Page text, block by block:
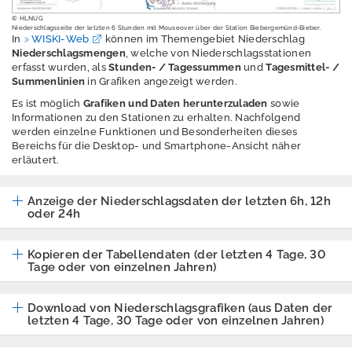
M
e
s
s
w
e
rt
e
P
b
k
a
o
n
n
© HLNUG
Niederschlagsseite der letzten 6 Stunden mit Mouseover über der Station Biebergemünd-Bieber.
In WISKI-Web
können im Themengebiet Niederschlag
Niederschlagsmengen, welche von Niederschlagsstationen
erfasst wurden, alsStunden- / TagessummenundTagesmittel- /
Summenlinien in Grafiken angezeigt werden.
Es ist möglich Grafiken und Daten herunterzuladen sowie
Informationen zu den Stationen zu erhalten. Nachfolgend
werden einzelne Funktionen und Besonderheiten dieses
Bereichs für die Desktop- und Smartphone-Ansicht näher
erläutert.
Anzeige der Niederschlagsdaten der letzten 6h, 12h
oder 24h
Kopieren der Tabellendaten (der letzten 4 Tage, 30
Tage oder von einzelnen Jahren)
Download von Niederschlagsgrafiken (aus Daten der
letzten 4 Tage, 30 Tage oder von einzelnen Jahren)